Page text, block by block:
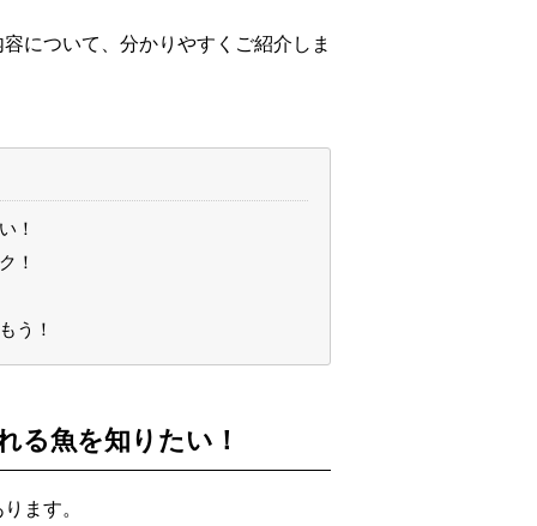
について、分かりやすくご紹介しま
！
！
う！
る魚を知りたい！
ます。